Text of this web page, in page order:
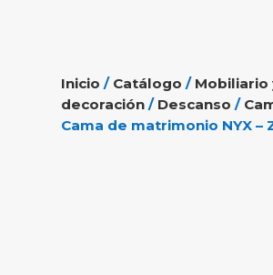
Inicio / Catálogo / Mobiliario
decoración / Descanso /
Cama de matrimonio NYX –